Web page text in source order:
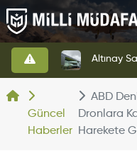
Güncel
Haberler
ABD
Dronlara
Harekete